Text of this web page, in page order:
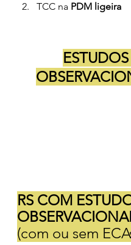
TCC na PDM ligeira
ESTUDOS
RS COM
(com ou sem